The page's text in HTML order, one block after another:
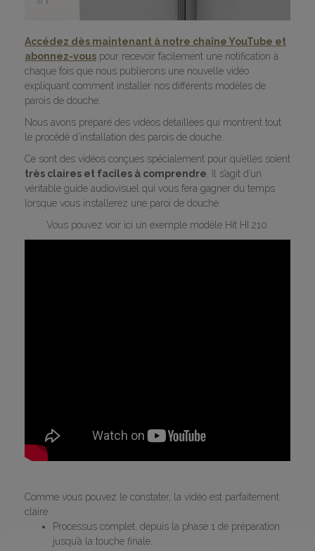
Accédez dès maintenant à notre chaîne YouTube et
abonnez-vous pour recevoir facilement une notification à
chaque fois que nous publierons une nouvelle vidéo
expliquant comment installer nos différents modèles de
parois de douche.
Nous avons préparé des vidéos détaillées qui montrent tout
le procédé d’installation des parois de douche.
Ce sont des vidéos conçues spécialement pour qu’elles soient
très claires et faciles à comprendre. Il s’agit d’un
véritable guide audiovisuel qui vous fera gagner du temps
lorsque vous installerez une paroi de douche.
Vous pouvez voir ici un exemple modèle Hit HI 210.
Comme vous pouvez le constater, la vidéo est parfaitement
claire:
Processus complet, depuis la phase 1 de préparation
jusqu’à la touche finale.